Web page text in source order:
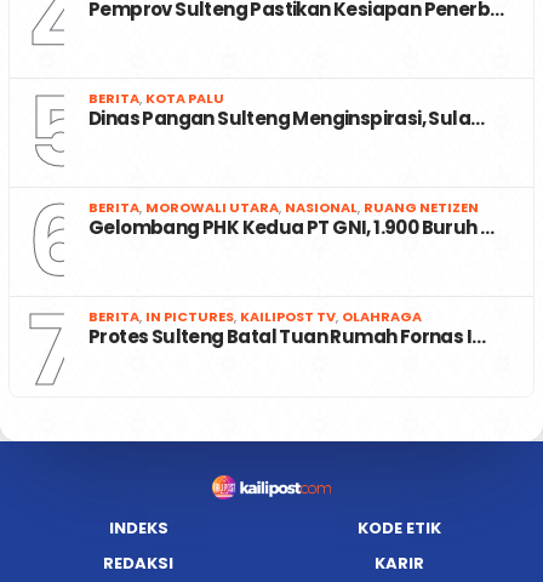
Pemprov Sulteng Pastikan Kesiapan Penerb…
5 BERITA, KOTA PALU
Dinas Pangan Sulteng Menginspirasi, Sula…
6 BERITA, MOROWALI UTARA, NASIONAL, RUANG NETIZEN
Gelombang PHK Kedua PT GNI, 1.900 Buruh …
7 BERITA, IN PICTURES, KAILIPOST TV, OLAHRAGA
Protes Sulteng Batal Tuan Rumah Fornas I…
INDEKS
KODE ETIK
REDAKSI
KARIR